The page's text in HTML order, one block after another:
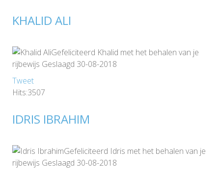
KHALID ALI
Gefeliciteerd Khalid met het behalen van je
rijbewijs Geslaagd 30-08-2018
Tweet
Hits:3507
IDRIS IBRAHIM
Gefeliciteerd Idris met het behalen van je
rijbewijs Geslaagd 30-08-2018